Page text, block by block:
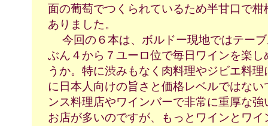
面の葡萄でつくられているため半甘口で
ありました。
今回の６本は、ボルドー現地ではテー
ぶん４から７ユーロ位で毎日ワインを楽
うか。特に渋みもなく肉料理やジビエ料
に日本人向けの旨さと価格レベルではな
ンス料理店やワインバーで非常に重厚な
お店が多いのですが、もっとワインとワ